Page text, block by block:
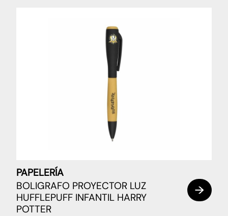
PAPELERÍA
BOLIGRAFO PROYECTOR LUZ
HUFFLEPUFF INFANTIL HARRY
POTTER